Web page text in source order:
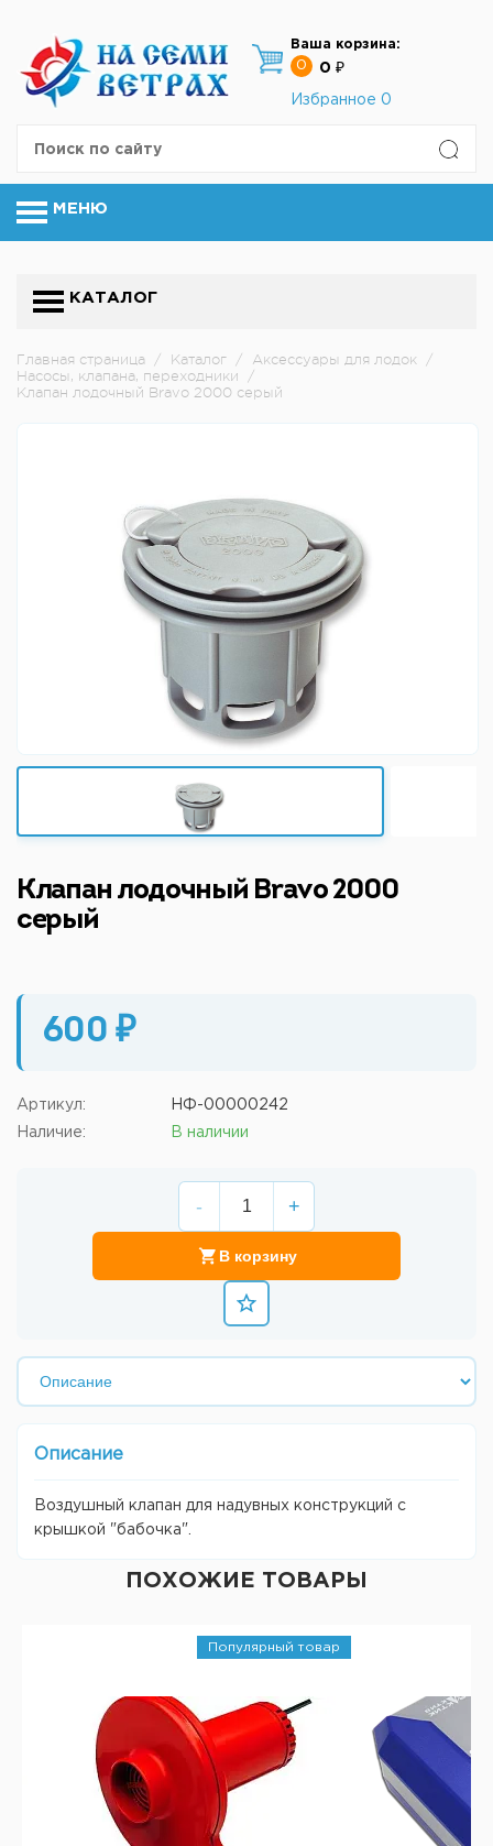
Ваша корзина:
0
0 ₽
Избранное 0
МЕНЮ
КАТАЛОГ
Главная страница / Каталог / Аксессуары для лодок /
Насосы, клапана, переходники
/
Клапан лодочный Bravo 2000 серый
Клапан лодочный Bravo 2000
серый
600 ₽
Артикул: НФ-00000242
Наличие: В наличии
- +
В корзину
Описание
Воздушный клапан для надувных конструкций с
крышкой "бабочка".
ПОХОЖИЕ ТОВАРЫ
Популярный товар